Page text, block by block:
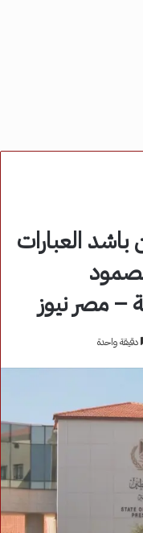
باشد العبارات
– مصر نيوز
دقيقة واحدة